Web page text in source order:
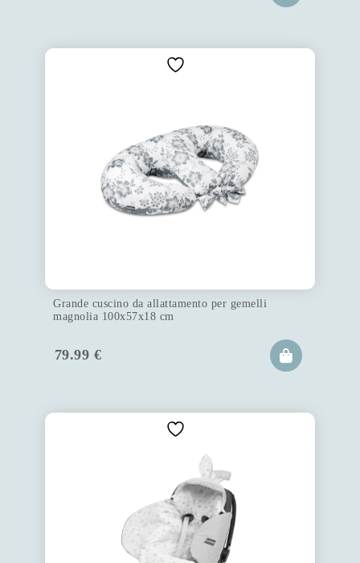
Grande cuscino da allattamento per gemelli
magnolia 100x57x18 cm
79.99 €